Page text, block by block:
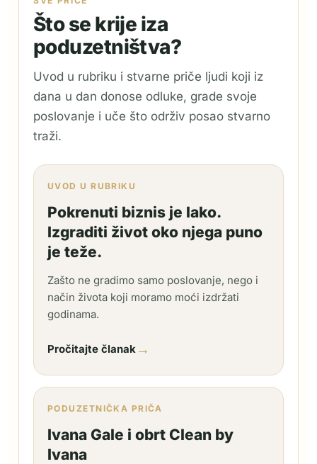
Što se krije iza
poduzetništva?
Uvod u rubriku i stvarne priče ljudi koji iz
dana u dan donose odluke, grade svoje
poslovanje i uče što održiv posao stvarno
traži.
UVOD U RUBRIKU
Pokrenuti biznis je lako.
Izgraditi život oko njega puno
je teže.
Zašto ne gradimo samo poslovanje, nego i
način života koji moramo moći izdržati
godinama.
Pročitajte članak →
PODUZETNIČKA PRIČA
Ivana Gale i obrt Clean by
Ivana